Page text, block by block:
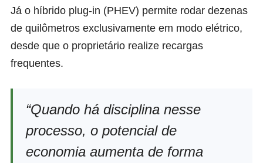
Já o híbrido plug-in (PHEV) permite rodar dezenas
de quilômetros exclusivamente em modo elétrico,
desde que o proprietário realize recargas
frequentes.
“Quando há disciplina nesse
processo, o potencial de
economia aumenta de forma